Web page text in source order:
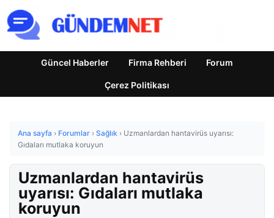
Güncel Haberler Firma Rehberi Forum
Çerez Politikası
Ana sayfa › Forumlar › Sağlık › Uzmanlardan hantavirüs uyarısı:
Gıdaları mutlaka koruyun
Uzmanlardan hantavirüs
uyarısı: Gıdaları mutlaka
koruyun